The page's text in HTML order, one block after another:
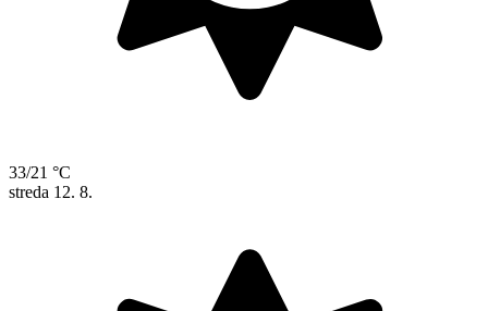
33/21 °C
streda 12. 8.